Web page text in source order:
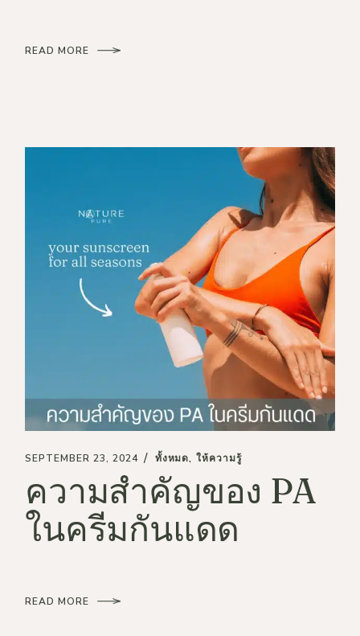
READ MORE
SEPTEMBER 23, 2024 ทั้งหมด ให้ความรู้
ความสำคัญของ PA
ในครีมกันแดด
READ MORE